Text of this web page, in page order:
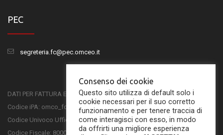
PEC
segreteria.fc@pec.omceo.it
DATI PER FATTURA ELETTRONICA
Codice iPA: omco_fc
Codice Univoco Ufficio: UFSKMC
Codice Fiscale: 80001750407
Consenso dei cookie
Questo sito utilizza di default solo i
cookie necessari per il suo corretto
funzionamento e per tenere traccia di
come interagisci con esso, in modo
da offrirti una migliore esperienza